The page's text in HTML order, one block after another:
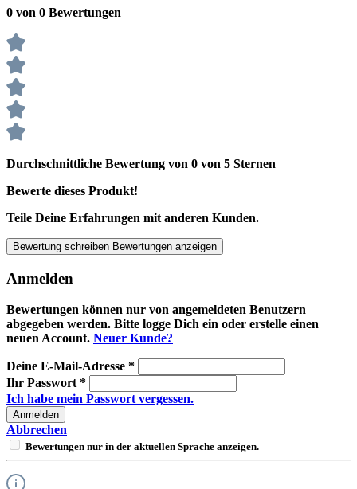
0 von 0 Bewertungen
Durchschnittliche Bewertung von 0 von 5 Sternen
Bewerte dieses Produkt!
Teile Deine Erfahrungen mit anderen Kunden.
Bewertung schreiben Bewertungen anzeigen
Anmelden
Bewertungen können nur von angemeldeten Benutzern
abgegeben werden. Bitte logge Dich ein oder erstelle einen
neuen Account. Neuer Kunde?
Deine E-Mail-Adresse *
Ihr Passwort *
Ich habe mein Passwort vergessen.
Anmelden
Abbrechen
Bewertungen nur in der aktuellen Sprache anzeigen.